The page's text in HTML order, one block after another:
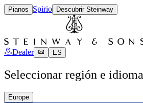
Pianos Spirio Descubrir Steinway
Dealer ES
Seleccionar región e idioma
Europe